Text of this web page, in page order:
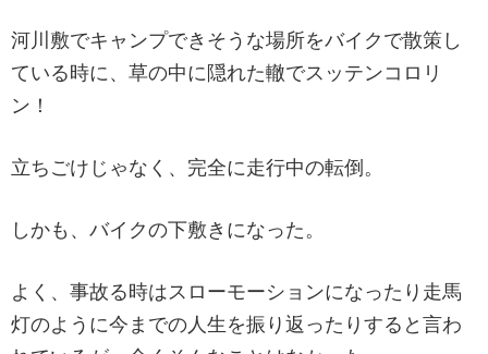
河川敷でキャンプできそうな場所をバイクで散策し
ている時に、草の中に隠れた轍でスッテンコロリ
ン！
立ちごけじゃなく、完全に走行中の転倒。
しかも、バイクの下敷きになった。
よく、事故る時はスローモーションになったり走馬
灯のように今までの人生を振り返ったりすると言わ